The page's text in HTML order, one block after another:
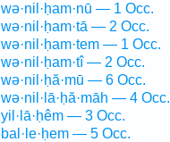
wə·nil·ḥam·nū — 1 Occ.
wə·nil·ḥam·tā — 2 Occ.
wə·nil·ḥam·tem — 1 Occ.
wə·nil·ḥam·tî — 2 Occ.
wə·nil·ḥă·mū — 6 Occ.
wə·nil·lā·ḥă·māh — 4 Occ.
yil·lā·ḥêm — 3 Occ.
bal·le·ḥem — 5 Occ.